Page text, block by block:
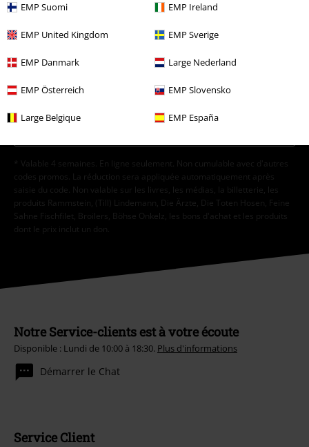
EMP Suomi EMP Ireland
EMP United Kingdom EMP Sverige
EMP Danmark Large Nederland
EMP Österreich EMP Slovensko
Large Belgique EMP España
J’accepte de recevoir la newsletter d’EMP et que mes données
régulièrement des infos sur ses produits. Mes données seront traitées
accord à tout moment en contactant EMP Mail Order UK Ltd.
Cliquer ici
pour me désabonner de la newsletter.
* Valable 4 semaines. En ligne seulement. Non cumulable avec d'autres
codes promos. La réduction sera appliquée automatiquement après
saisie du code. Non valable sur les livres, les médias, la billetterie, les
produits Rammstein, (Till) Lindemann, Die Ärzte, Die Toten Hosen, Feine
Sahne Fischfilet, Broilers, Böhse Onkelz, les bons d'achat et les produits
dont le prix inclut un don.
Notre Service-clients est à votre écoute
Disponible : Lundi de 10:00 à 18:30. Plus d'informations
Démarrer le Chat
Service Client